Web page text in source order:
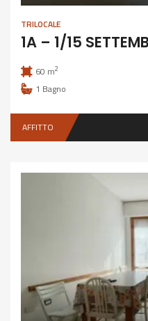
TRILOCALE
60 m2
1 Bagno
AFFITTO